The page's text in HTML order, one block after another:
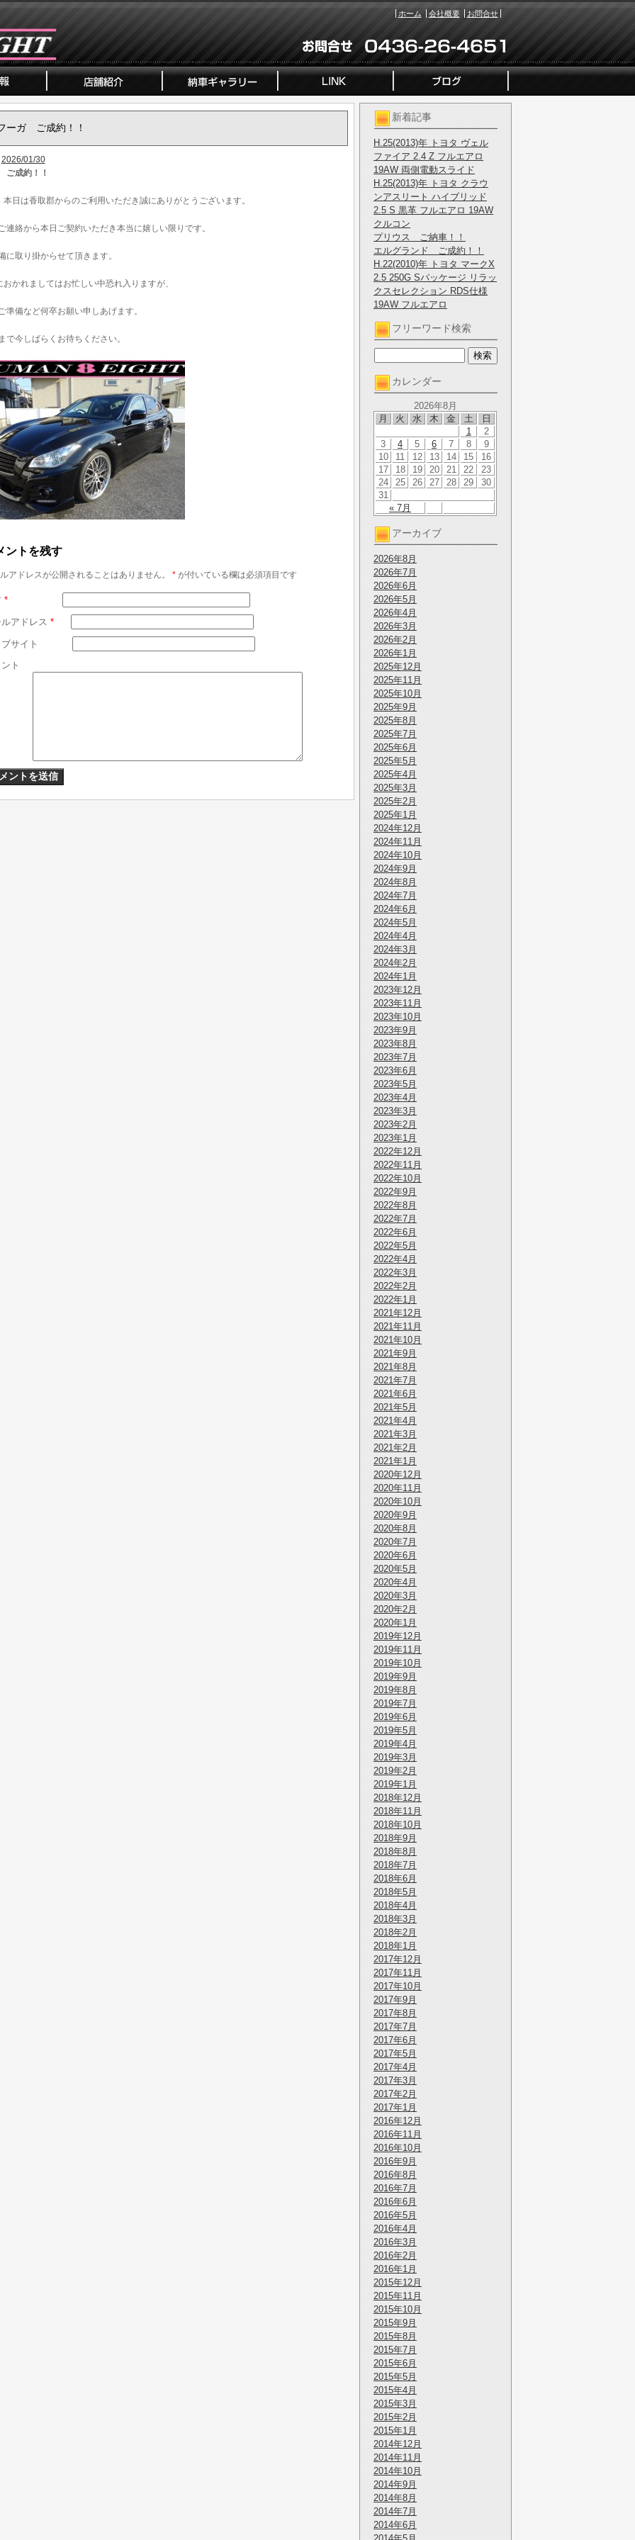
ホーム 会社概要 お問合せ
新着記事
H.25(2013)年 トヨタ ヴェル
ファイア 2.4 Z フルエアロ
19AW 両側電動スライド
H.25(2013)年 トヨタ クラウ
ンアスリート ハイブリッド
2.5 S 黒革 フルエアロ 19AW
クルコン
プリウス ご納車！！
エルグランド ご成約！！
H.22(2010)年 トヨタ マークX
2.5 250G Sパッケージ リラッ
クスセレクション RDS仕様
19AW フルエアロ
フリーワード検索
カレンダー
2026年8月
月
火 水 木 金 土 日
« 7月
1
2
3
4 5 6 7 8
9
10
11 12 13 14 15
16
17
18 19 20 21 22
23
24
25 26 27 28 29
30
31
アーカイブ
2026年8月
2026年7月
2026年6月
2026年5月
2026年4月
2026年3月
2026年2月
2026年1月
2025年12月
2025年11月
2025年10月
2025年9月
2025年8月
2025年7月
2025年6月
2025年5月
2025年4月
2025年3月
2025年2月
2025年1月
2024年12月
2024年11月
2024年10月
2024年9月
2024年8月
2024年7月
2024年6月
2024年5月
2024年4月
2024年3月
2024年2月
2024年1月
2023年12月
2023年11月
2023年10月
2023年9月
2023年8月
2023年7月
2023年6月
2023年5月
2023年4月
2023年3月
2023年2月
2023年1月
2022年12月
2022年11月
2022年10月
2022年9月
2022年8月
2022年7月
2022年6月
2022年5月
2022年4月
2022年3月
2022年2月
2022年1月
2021年12月
2021年11月
2021年10月
2021年9月
2021年8月
2021年7月
2021年6月
2021年5月
2021年4月
2021年3月
2021年2月
2021年1月
2020年12月
2020年11月
2020年10月
2020年9月
2020年8月
2020年7月
2020年6月
2020年5月
2020年4月
2020年3月
2020年2月
2020年1月
2019年12月
2019年11月
2019年10月
2019年9月
2019年8月
2019年7月
2019年6月
2019年5月
2019年4月
2019年3月
2019年2月
2019年1月
2018年12月
2018年11月
2018年10月
2018年9月
2018年8月
2018年7月
2018年6月
2018年5月
2018年4月
2018年3月
2018年2月
2018年1月
2017年12月
2017年11月
2017年10月
2017年9月
2017年8月
2017年7月
2017年6月
2017年5月
2017年4月
2017年3月
2017年2月
2017年1月
2016年12月
2016年11月
2016年10月
2016年9月
2016年8月
2016年7月
2016年6月
2016年5月
2016年4月
2016年3月
2016年2月
2016年1月
2015年12月
2015年11月
2015年10月
2015年9月
2015年8月
2015年7月
2015年6月
2015年5月
2015年4月
2015年3月
2015年2月
2015年1月
2014年12月
2014年11月
2014年10月
2014年9月
2014年8月
2014年7月
2014年6月
ーガ ご成約！！
2026/01/30
成約！！
本日は香取郡からのご利用いただき誠にありがとうございます。
連絡から本日ご契約いただき本当に嬉しい限りです。
に取り掛からせて頂きます。
おかれましてはお忙しい中恐れ入りますが、
準備など何卒お願い申しあげます。
で今しばらくお待ちください。
ントを残す
アドレスが公開されることはありません。 *が付いている欄は必須項目です
*
アドレス *
サイト
ト